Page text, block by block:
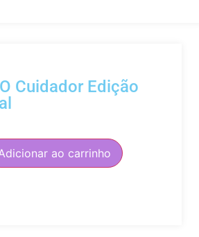
Cuidador Edição
ao carrinho